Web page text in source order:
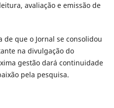
avaliação e emissão de
de que o Jornal se consolidou
na divulgação do
gestão dará continuidade
pela pesquisa.